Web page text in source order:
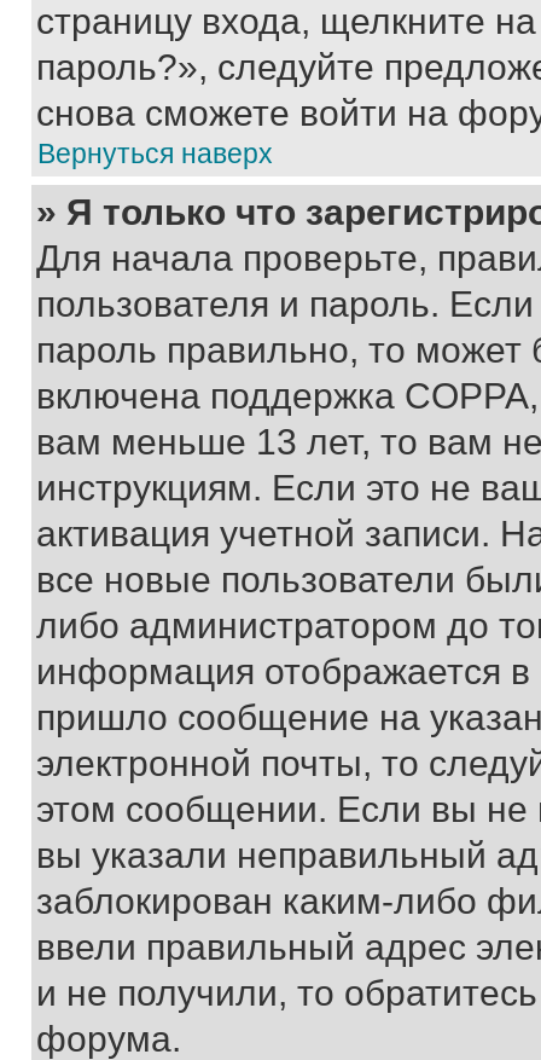
страницу входа, щелкните
пароль?», следуйте
снова сможете войти на
Вернуться наверх
» Я только что
Для начала проверьте,
пользователя и пароль.
пароль правильно, то может
включена поддержка
вам меньше 13 лет, то вам
инструкциям. Если это не
активация учетной записи.
все новые пользователи
либо администратором до
информация отображается
пришло сообщение на
электронной почты, то
этом сообщении. Если вы
вы указали неправильный
заблокирован каким-либо
ввели правильный адрес
и не получили, то
форума.